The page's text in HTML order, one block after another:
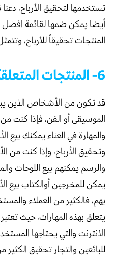
تستخدمها لتحقيق الأرباح،
أيضا يمكن ضمها لقائمة افضل
المنتجات تحقيقاً للأرباح،
6- المنتجات المتعلقة بالفن والموسيقى
قد تكون من الأشخاص الذين
الموسيقى أو الفن، فإذا كنت
والمهارة في الغناء يمكنك بيع
وتحقيق الأرباح، وإذا كنت من
والرسم يمكنهم بيع اللوحات
يمكن للمخرجين أوالكتاب بيع
بهم، فالكثير من العملاء
يتعلق بهذه المهارات، حيث
الانترنت والتي يحتاجها
للبائعين والتجار تحقيق الكثير